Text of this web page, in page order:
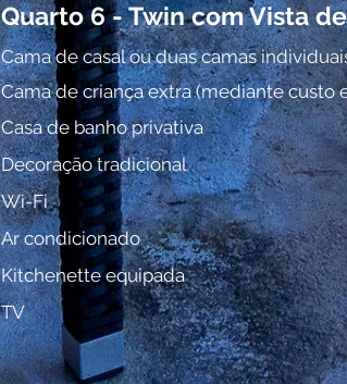
Quarto 6 - Twin com Vista
Cama de casal ou duas camas
Cama de criança extra (mediante custo
Casa de banho privativa
Decoração tradicional
Wi-Fi
Ar condicionado
Kitchenette equipada
TV